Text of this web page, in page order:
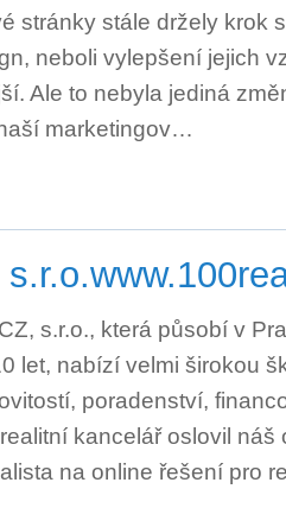
stránky stále držely krok
neboli vylepšení jejich
Ale to nebyla jediná
marketingov…
s.r.o., která působí v
let, nabízí velmi širokou
poradenství,
kancelář oslovil
na online řešení pro